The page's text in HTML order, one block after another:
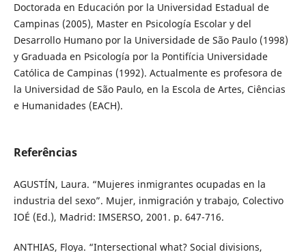
Doctorada en Educación por la Universidad Estadual de
Campinas (2005), Master en Psicología Escolar y del
Desarrollo Humano por la Universidade de São Paulo (1998)
y Graduada en Psicología por la Pontifícia Universidade
Católica de Campinas (1992). Actualmente es profesora de
la Universidad de São Paulo, en la Escola de Artes, Ciências
e Humanidades (EACH).
Referências
AGUSTÍN, Laura. “Mujeres inmigrantes ocupadas en la
industria del sexo”. Mujer, inmigración y trabajo, Colectivo
IOÉ (Ed.), Madrid: IMSERSO, 2001. p. 647-716.
ANTHIAS, Floya. “Intersectional what? Social divisions,